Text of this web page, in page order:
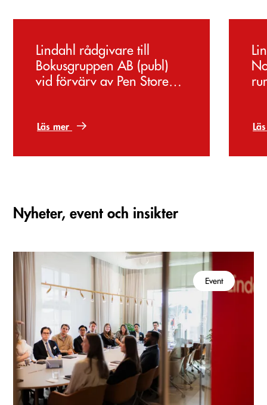
Lindahl rådgivare till
Bokusgruppen AB (publ)
vid förvärv av Pen Store
Läs mer
Nyheter, event och insikter
Event